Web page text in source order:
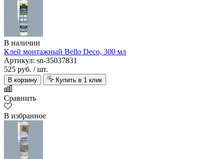
В наличии
Клей монтажный Bello Deco, 300 мл
Артикул: sn-35037831
525 руб. / шт.
В корзину Купить в 1 клик
Сравнить
В избранное